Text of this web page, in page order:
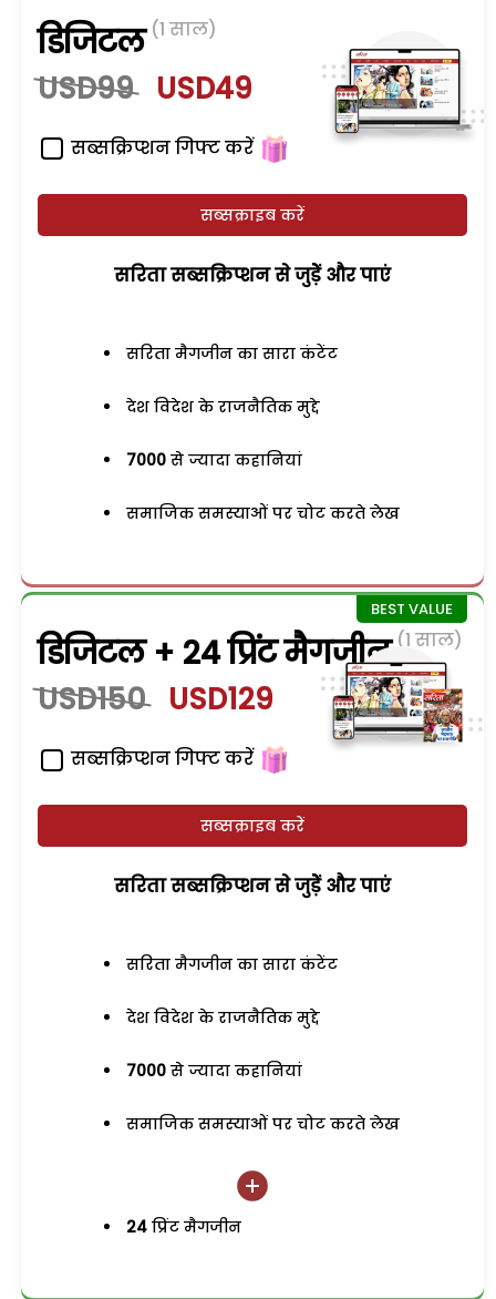
डिजिटल (1 साल)
USD99 USD49
सब्सक्रिप्शन गिफ्ट करें
सब्सक्राइब करें
सरिता सब्सक्रिप्शन से जुड़ेें और पाएं
सरिता मैगजीन का सारा कंटेंट
देश विदेश के राजनैतिक मुद्दे
7000 से ज्यादा कहानियां
समाजिक समस्याओं पर चोट करते लेख
डिजिटल + 24 प्रिंट मैगजीन (1 साल)
USD150 USD129
सब्सक्रिप्शन गिफ्ट करें
सब्सक्राइब करें
सरिता सब्सक्रिप्शन से जुड़ेें और पाएं
सरिता मैगजीन का सारा कंटेंट
देश विदेश के राजनैतिक मुद्दे
7000 से ज्यादा कहानियां
समाजिक समस्याओं पर चोट करते लेख
24 प्रिंट मैगजीन